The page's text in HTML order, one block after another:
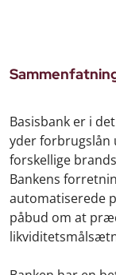
Basisbank er i
yder forbrugslån
forskellige
Bankens
automatiserede
påbud om at